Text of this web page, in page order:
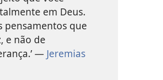
em Deus.
pensamentos que
e não de
— Jeremias